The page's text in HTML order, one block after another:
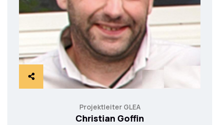
Projektleiter GLEA
Christian Goffin